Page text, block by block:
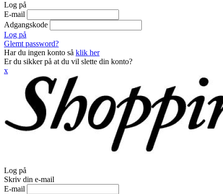
Log på
E-mail
Adgangskode
Log på
Glemt password?
Har du ingen konto så klik her
Er du sikker på at du vil slette din konto?
x
Log på
Skriv din e-mail
E-mail